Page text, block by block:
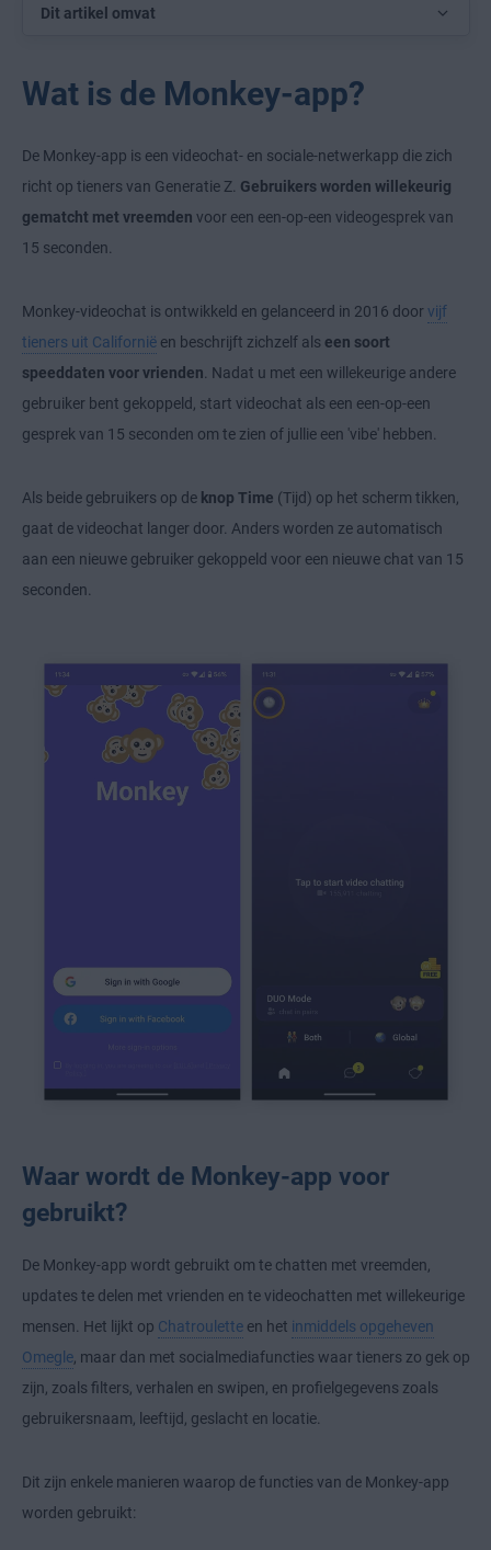
Dit artikel omvat
Wat is de Monkey-app?
De Monkey-app is een videochat- en sociale-netwerkapp die zich
richt op tieners van Generatie Z. Gebruikers worden willekeurig
gematcht met vreemden voor een een-op-een videogesprek van
15 seconden.
Monkey-videochat is ontwikkeld en gelanceerd in 2016 door vijf
tieners uit Californië en beschrijft zichzelf als een soort
speeddaten voor vrienden. Nadat u met een willekeurige andere
gebruiker bent gekoppeld, start videochat als een een-op-een
gesprek van 15 seconden om te zien of jullie een 'vibe' hebben.
Als beide gebruikers op de knop Time (Tijd) op het scherm tikken,
gaat de videochat langer door. Anders worden ze automatisch
aan een nieuwe gebruiker gekoppeld voor een nieuwe chat van 15
seconden.
Waar wordt de Monkey-app voor
gebruikt?
De Monkey-app wordt gebruikt om te chatten met vreemden,
updates te delen met vrienden en te videochatten met willekeurige
mensen. Het lijkt op Chatroulette en het inmiddels opgeheven
Omegle , maar dan met socialmediafuncties waar tieners zo gek op
zijn, zoals filters, verhalen en swipen, en profielgegevens zoals
gebruikersnaam, leeftijd, geslacht en locatie.
Dit zijn enkele manieren waarop de functies van de Monkey-app
worden gebruikt: